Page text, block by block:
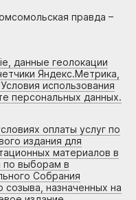
правда –
данные геолокации
Яндекс.Метрика,
использования
персональных данных.
оплаты услуг по
издания для
материалов в
по выборам в
Собрания
назначенных на